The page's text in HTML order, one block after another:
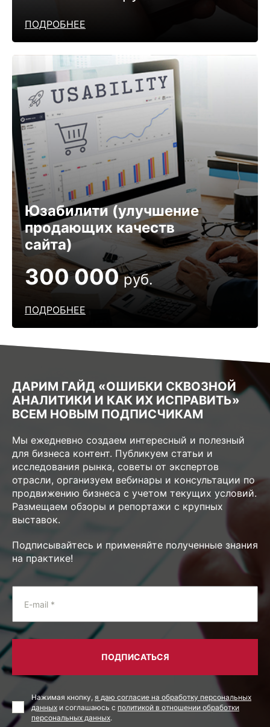
ПОДРОБНЕЕ
Юзабилити (улучшение
продающих качеств
сайта)
ПОДРОБНЕЕ
300 000руб.
ДАРИМ ГАЙД «ОШИБКИ СКВОЗНОЙ
АНАЛИТИКИ И КАК ИХ ИСПРАВИТЬ»
ВСЕМ НОВЫМ ПОДПИСЧИКАМ
Мы ежедневно создаем интересный и полезный
для бизнеса контент. Публикуем статьи и
исследования рынка, советы от экспертов
отрасли, организуем вебинары и консультации по
продвижению бизнеса с учетом текущих условий.
Размещаем обзоры и репортажи с крупных
выставок.
Подписывайтесь и применяйте полученные знания
на практике!
E-mail *
ПОДПИСАТЬСЯ
Нажимая кнопку, я даю согласие на обработку персональных
данных и соглашаюсь с политикой в отношении обработки
персональных данных.